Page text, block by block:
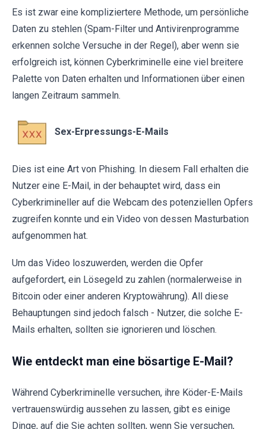
Es ist zwar eine kompliziertere Methode, um persönliche
Daten zu stehlen (Spam-Filter und Antivirenprogramme
erkennen solche Versuche in der Regel), aber wenn sie
erfolgreich ist, können Cyberkriminelle eine viel breitere
Palette von Daten erhalten und Informationen über einen
langen Zeitraum sammeln.
Sex-Erpressungs-E-Mails
Dies ist eine Art von Phishing. In diesem Fall erhalten die
Nutzer eine E-Mail, in der behauptet wird, dass ein
Cyberkrimineller auf die Webcam des potenziellen Opfers
zugreifen konnte und ein Video von dessen Masturbation
aufgenommen hat.
Um das Video loszuwerden, werden die Opfer
aufgefordert, ein Lösegeld zu zahlen (normalerweise in
Bitcoin oder einer anderen Kryptowährung). All diese
Behauptungen sind jedoch falsch - Nutzer, die solche E-
Mails erhalten, sollten sie ignorieren und löschen.
Wie entdeckt man eine bösartige E-Mail?
Während Cyberkriminelle versuchen, ihre Köder-E-Mails
vertrauenswürdig aussehen zu lassen, gibt es einige
Dinge, auf die Sie achten sollten, wenn Sie versuchen,